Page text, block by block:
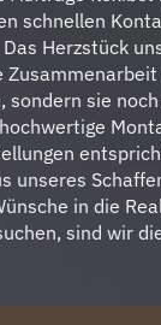
schnellen
Herzstück
sie
in die
sind wir